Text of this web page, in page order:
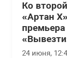
Ко
«Артан
24 июня,